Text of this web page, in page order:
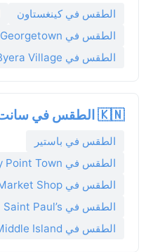
الطقس في كينغستاون
الطقس في Georgetown
الطقس في Byera Village
🇰🇳 الطقس في سانت كيتس ونيفيس
الطقس في باستير
الطقس في Sandy Point Town
الطقس في Market Shop
الطقس في Saint Paul’s
الطقس في Middle Island